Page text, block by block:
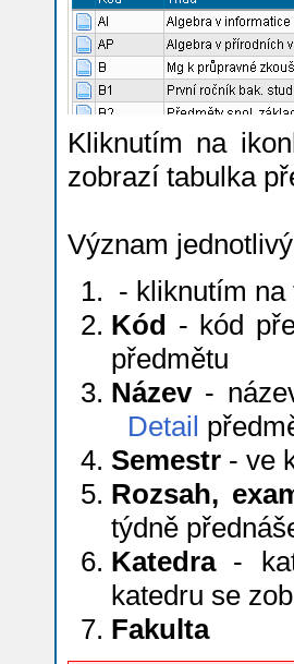
Kliknutím na
zobrazí tabulka
Význam
- kliknutím
Kód - kód
předmětu
Název-
Detail
Semestr - ve
Rozsah,
týdně
Katedra-
katedru se
Fakulta